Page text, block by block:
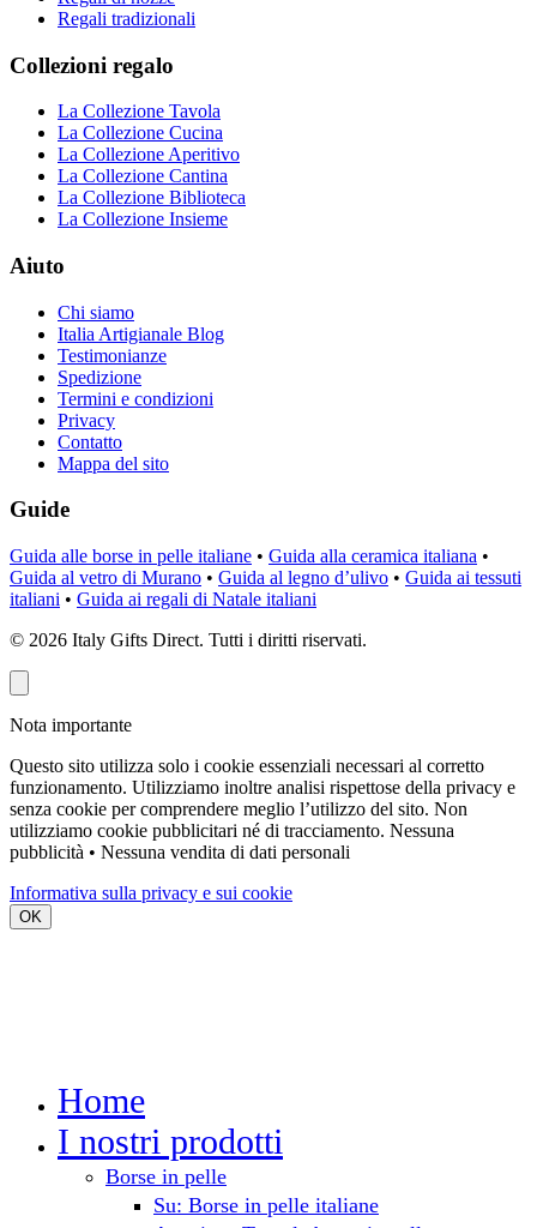
Regali tradizionali
Collezioni regalo
La Collezione Tavola
La Collezione Cucina
La Collezione Aperitivo
La Collezione Cantina
La Collezione Biblioteca
La Collezione Insieme
Aiuto
Chi siamo
Italia Artigianale Blog
Testimonianze
Spedizione
Termini e condizioni
Privacy
Contatto
Mappa del sito
Guide
Guida alle borse in pelle italiane • Guida alla ceramica italiana •
Guida al vetro di Murano • Guida al legno d’ulivo • Guida ai tessuti
italiani • Guida ai regali di Natale italiani
© 2026 Italy Gifts Direct. Tutti i diritti riservati.
Nota importante
Questo sito utilizza solo i cookie essenziali necessari al corretto
funzionamento. Utilizziamo inoltre analisi rispettose della privacy e
senza cookie per comprendere meglio l’utilizzo del sito. Non
utilizziamo cookie pubblicitari né di tracciamento. Nessuna
pubblicità • Nessuna vendita di dati personali
Informativa sulla privacy e sui cookie
OK
Home
I nostri prodotti
Borse in pelle
Su: Borse in pelle italiane